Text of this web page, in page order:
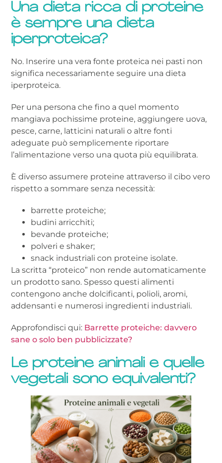
Una dieta ricca di proteine
è sempre una dieta
iperproteica?
No. Inserire una vera fonte proteica nei pasti non
significa necessariamente seguire una dieta
iperproteica.
Per una persona che fino a quel momento
mangiava pochissime proteine, aggiungere uova,
pesce, carne, latticini naturali o altre fonti
adeguate può semplicemente riportare
l’alimentazione verso una quota più equilibrata.
È diverso assumere proteine attraverso il cibo vero
rispetto a sommare senza necessità:
barrette proteiche;
budini arricchiti;
bevande proteiche;
polveri e shaker;
snack industriali con proteine isolate.
La scritta “proteico” non rende automaticamente
un prodotto sano. Spesso questi alimenti
contengono anche dolcificanti, polioli, aromi,
addensanti e numerosi ingredienti industriali.
Approfondisci qui: Barrette proteiche: davvero
sane o solo ben pubblicizzate?
Le proteine animali e quelle
vegetali sono equivalenti?